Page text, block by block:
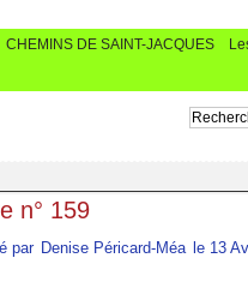
CHEMINS DE SAINT-JACQUES
n° 159
par Denise Péricard-Méa le 13